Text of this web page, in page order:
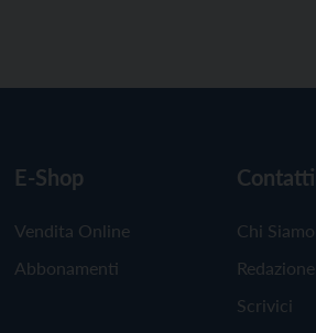
E-Shop
Vendita Online
Abbonamenti
Contatti
Chi Siamo
Redazione
Scrivici